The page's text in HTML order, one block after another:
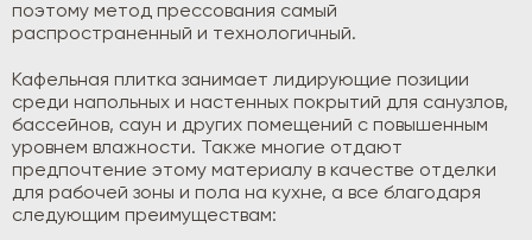
поэтому метод прессования самый
распространенный и технологичный.
Кафельная плитка занимает лидирующие позиции
среди напольных и настенных покрытий для санузлов,
бассейнов, саун и других помещений с повышенным
уровнем влажности. Также многие отдают
предпочтение этому материалу в качестве отделки
для рабочей зоны и пола на кухне, а все благодаря
следующим преимуществам: